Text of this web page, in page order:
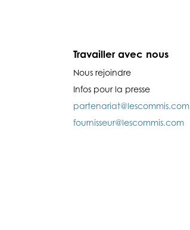
Travailler avec nous
Nous rejoindre
Infos pour la presse
partenariat@lescommis.com
fournisseur@lescommis.com